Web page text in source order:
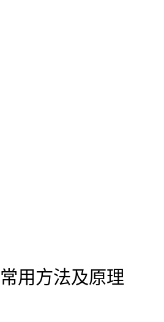
常用方法及原理